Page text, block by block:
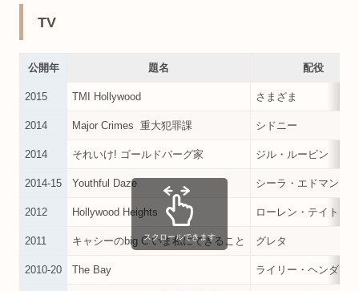
TV
公開年 題名 配役
2015 TMI Hollywood さまざま
2014 Major Crimes 重大犯罪課 シドニー
2014 それいけ! ゴールドバーグ家 ジル・ルービン
2014-15 Youthful Daze シーラ・エドマンド
2012 Hollywood Heights ローレン・テイト
2011 キャシーのbig C いま私にできること グレタ
2010-20 The Bay ライリー・ヘンダー
スクロールできます